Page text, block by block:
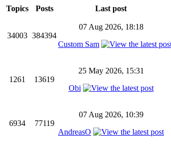
Topics Posts
Last post
34003 384394
07 Aug 2026, 18:18
Custom Sam
1261 13619
25 May 2026, 15:31
Obi
6934 77119
07 Aug 2026, 10:39
AndreasO